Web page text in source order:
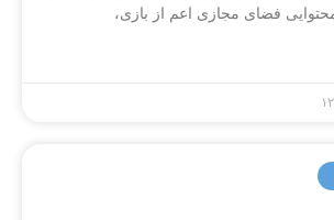
فضای مجازی اعم از بازی،